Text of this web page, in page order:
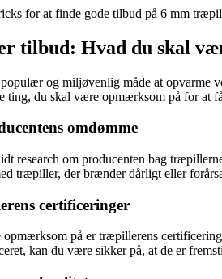
for at finde gode tilbud på 6 mm
tilbud: Hvad du skal
og miljøvenlig måde at opvarme
ting, du skal være opmærksom på for at
omdømme
research om producenten bag
træpiller, der brænder dårligt eller
certificeringer
på er træpillerens
kan du være sikker på, at de er